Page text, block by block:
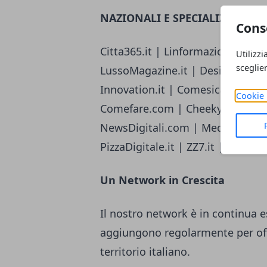
Cookie
NAZIONALI E SPECIALIZZATE
Citta365.it |
LussoMagazine.it | Design-
Innovation.it | Comesicalcola.it
Comefare.com | CheekyMag.it |
NewsDigitali.com |
PizzaDigitale.it | ZZ7.it |
Un Network in Crescita
Il nostro network è in continua
aggiungono regolarmente per
territorio italiano.